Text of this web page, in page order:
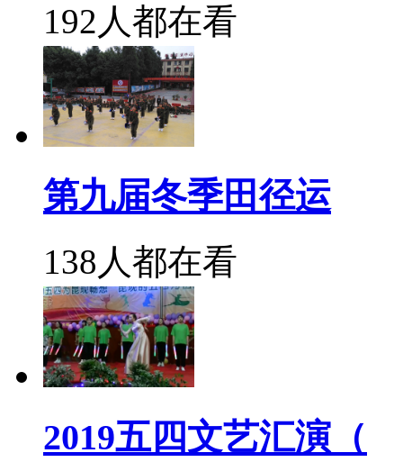
192人都在看
第九届冬季田径运
138人都在看
2019五四文艺汇演（